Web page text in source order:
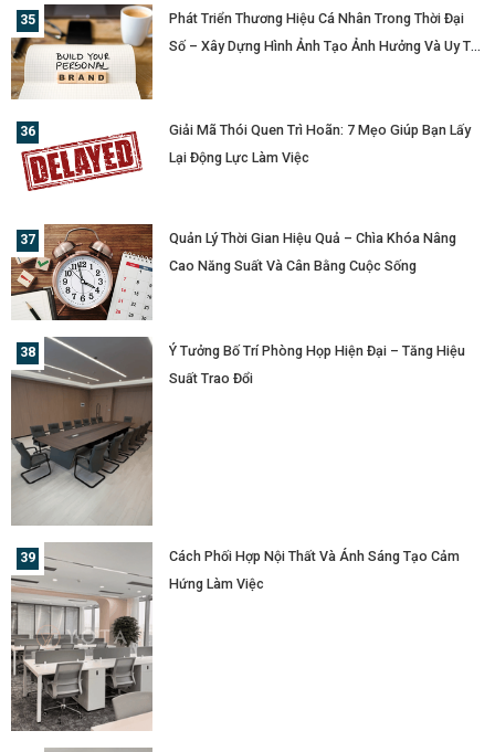
Phát Triển Thương Hiệu Cá Nhân Trong Thời Đại
Số – Xây Dựng Hình Ảnh Tạo Ảnh Hưởng Và Uy Tín
Giải Mã Thói Quen Trì Hoãn: 7 Mẹo Giúp Bạn Lấy
Lại Động Lực Làm Việc
Quản Lý Thời Gian Hiệu Quả – Chìa Khóa Nâng
Cao Năng Suất Và Cân Bằng Cuộc Sống
Ý Tưởng Bố Trí Phòng Họp Hiện Đại – Tăng Hiệu
Suất Trao Đổi
Cách Phối Hợp Nội Thất Và Ánh Sáng Tạo Cảm
Hứng Làm Việc